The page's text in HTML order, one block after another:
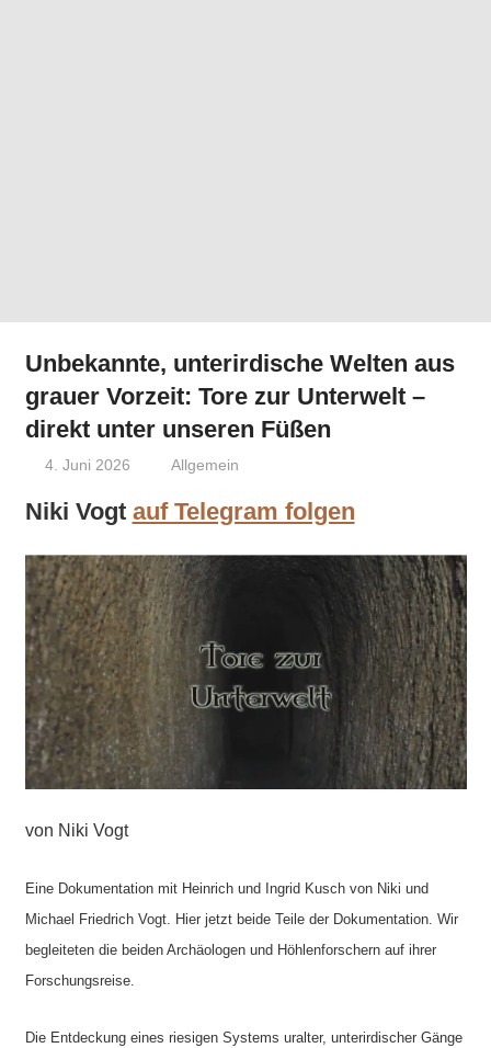
Unbekannte, unterirdische Welten aus
grauer Vorzeit: Tore zur Unterwelt –
direkt unter unseren Füßen
4. Juni 2026 Niki Vogt
Allgemein
Niki Vogt auf Telegram folgen
von Niki Vogt
Eine Dokumentation mit Heinrich und Ingrid Kusch von Niki und
Michael Friedrich Vogt. Hier jetzt beide Teile der Dokumentation. Wir
begleiteten die beiden Archäologen und Höhlenforschern auf ihrer
Forschungsreise.
Die Entdeckung eines riesigen Systems uralter, unterirdischer Gänge